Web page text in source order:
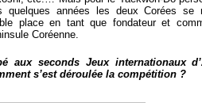
années les deux Corées se
place en tant que fondateur et
Coréenne.
aux seconds Jeux internationaux
s’est déroulée la compétition ?